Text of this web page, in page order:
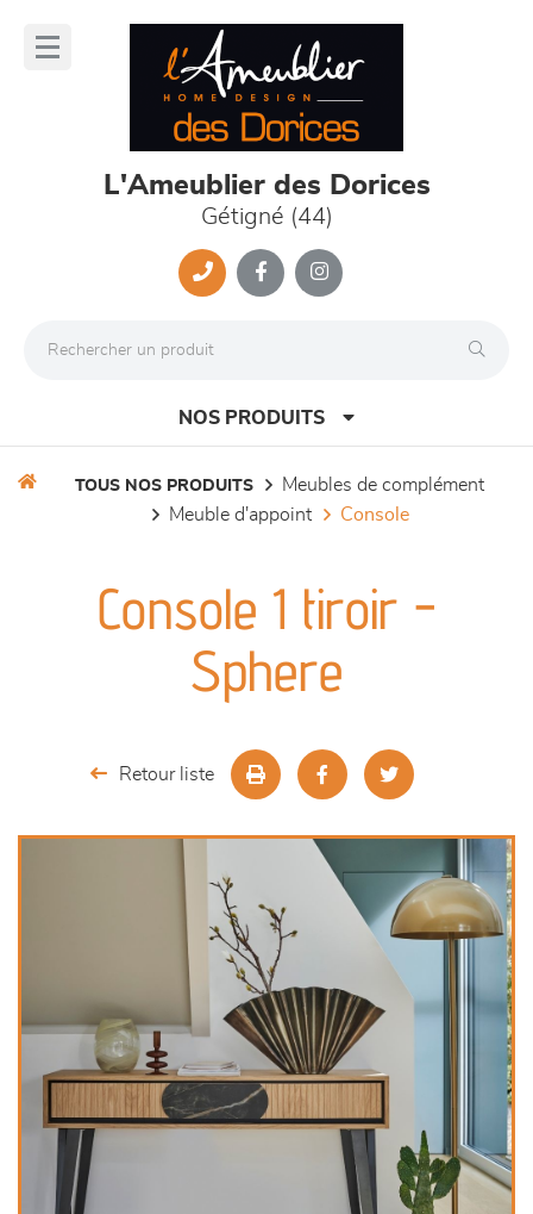
L'Ameublier des Dorices
Gétigné (44)
NOS PRODUITS
séjours
meubles de complément
TOUS NOS PRODUITS
meubles de complément
meuble d'appoint
console
Console 1 tiroir -
Sphere
Retour liste